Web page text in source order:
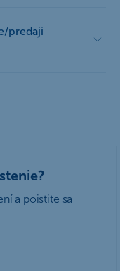
predaji
a poistite sa